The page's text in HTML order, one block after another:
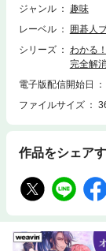
にも簡単に応用す
ジャンル
趣味
レーベル
囲碁人
シリーズ
わかる
完全解
電子版配信開始日
ファイルサイズ
作品をシェア